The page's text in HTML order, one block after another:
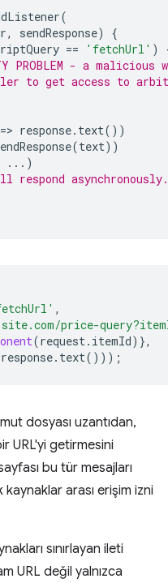
(
, sendResponse)
{
== 'fetchUrl' )
PROBLEM - a malicious
to get access to
=> response. text())
(text))
...)
respond asynchronously.
,
price-
(request. itemId)},
response. text()));
dosyası uzantıdan,
URL'yi getirmesini
bu tür mesajları
kaynaklar arası erişim izni
sınırlayan ileti
URL değil yalnızca